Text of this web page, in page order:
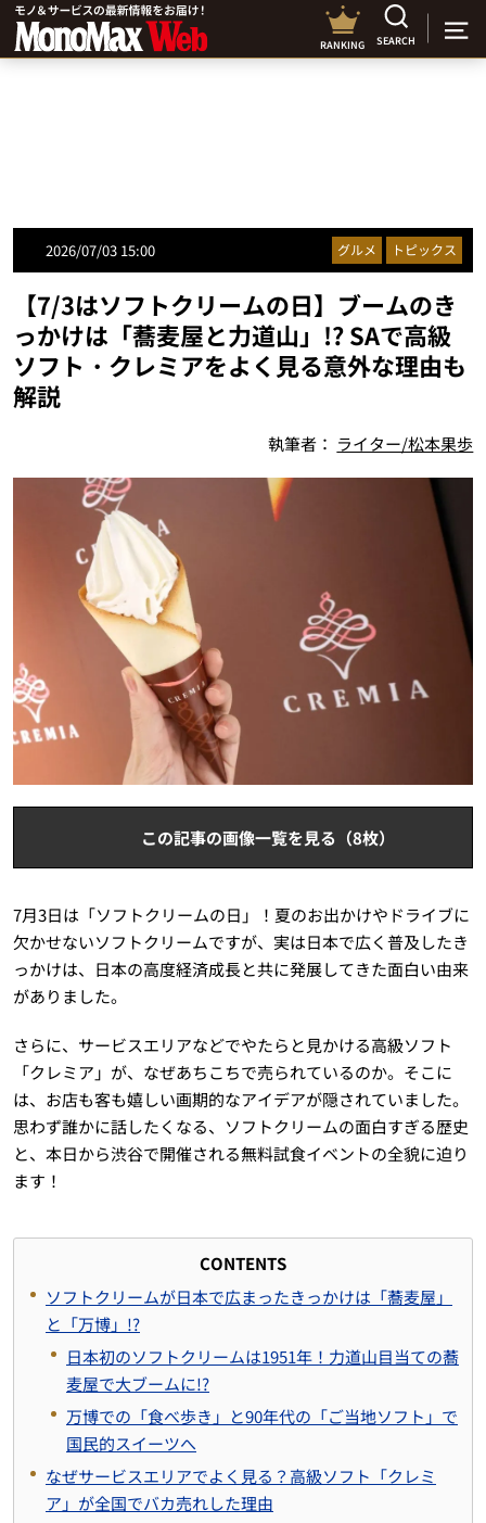
RANKING SEARCH
2026/07/03 15:00 グルメ トピックス
【7/3はソフトクリームの日】ブームのき
っかけは「蕎麦屋と力道山」!? SAで高級
ソフト・クレミアをよく見る意外な理由も
解説
執筆者： ライター/松本果歩
この記事の画像一覧を見る（8枚）
7月3日は「ソフトクリームの日」！夏のお出かけやドライブに
欠かせないソフトクリームですが、実は日本で広く普及したき
っかけは、日本の高度経済成長と共に発展してきた面白い由来
がありました。
さらに、サービスエリアなどでやたらと見かける高級ソフト
「クレミア」が、なぜあちこちで売られているのか。そこに
は、お店も客も嬉しい画期的なアイデアが隠されていました。
思わず誰かに話したくなる、ソフトクリームの面白すぎる歴史
と、本日から渋谷で開催される無料試食イベントの全貌に迫り
ます！
CONTENTS
ソフトクリームが日本で広まったきっかけは「蕎麦屋」
と「万博」!?
日本初のソフトクリームは1951年！力道山目当ての蕎
麦屋で大ブームに!?
万博での「食べ歩き」と90年代の「ご当地ソフト」で
国民的スイーツへ
なぜサービスエリアでよく見る？高級ソフト「クレミ
ア」が全国でバカ売れした理由